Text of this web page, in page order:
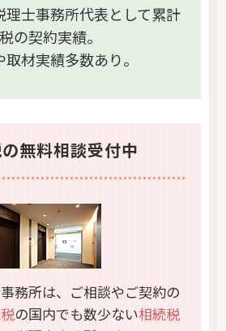
理士事務所代表として累計
の契約実績。
材実績多数あり。
無料相談受付中
務所は、ご相談やご契約の
の国内でも数少ない相続税